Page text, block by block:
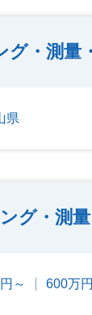
グ・測量
県
グ・測
～ 600万